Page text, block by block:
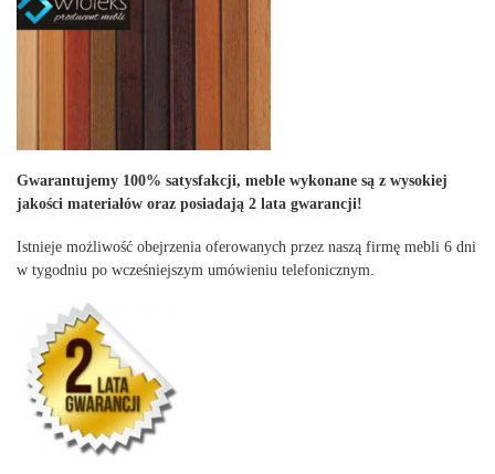
Gwarantujemy 100% satysfakcji, meble wykonane są z wysokiej
jakości materiałów oraz posiadają 2 lata gwarancji!
Istnieje możliwość obejrzenia oferowanych przez naszą firmę mebli 6 dni
w tygodniu po wcześniejszym umówieniu telefonicznym.